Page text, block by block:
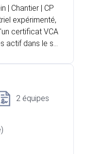
| Chantier | CP
expérimenté,
certificat VCA
actif dans le se
bâtiment actu
de maniè
et serez
la réalisation
2 équipes